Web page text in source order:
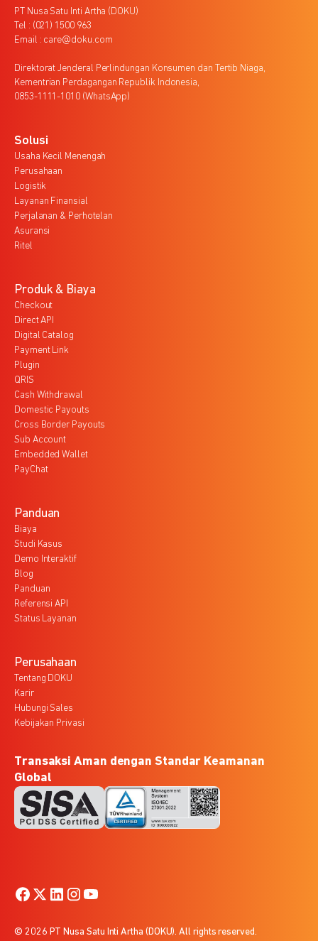
PT Nusa Satu Inti Artha (DOKU)
Tel : (021) 1500 963
Email : care@doku.com
Direktorat Jenderal Perlindungan Konsumen dan Tertib Niaga,
Kementrian Perdagangan Republik Indonesia,
0853-1111-1010 (WhatsApp)
Solusi
Usaha Kecil Menengah
Perusahaan
Logistik
Layanan Finansial
Perjalanan & Perhotelan
Asuransi
Ritel
Produk & Biaya
Checkout
Direct API
Digital Catalog
Payment Link
Plugin
QRIS
Cash Withdrawal
Domestic Payouts
Cross Border Payouts
Sub Account
Embedded Wallet
PayChat
Panduan
Biaya
Studi Kasus
Demo Interaktif
Blog
Panduan
Referensi API
Status Layanan
Perusahaan
Tentang DOKU
Karir
Hubungi Sales
Kebijakan Privasi
Transaksi Aman dengan Standar Keamanan
Global
© 2026 PT Nusa Satu Inti Artha (DOKU). All rights reserved.